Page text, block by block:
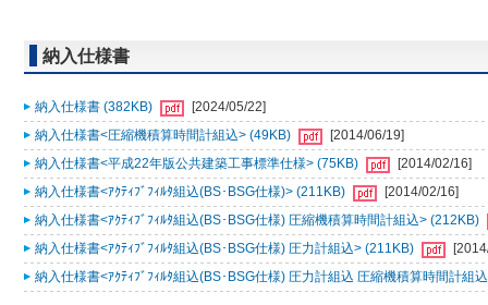
納入仕様書
納入仕様書 (382KB)
[2024/05/22]
納入仕様書<圧縮機積算時間計組込> (49KB)
[2014/06/19]
納入仕様書<平成22年版公共建築工事標準仕様> (75KB)
[2014/02/16]
納入仕様書<ｱｸﾃｨﾌﾞﾌｨﾙﾀ組込(BS･BSG仕様)> (211KB)
[2014/02/16]
納入仕様書<ｱｸﾃｨﾌﾞﾌｨﾙﾀ組込(BS･BSG仕様) 圧縮機積算時間計組込> (212KB)
納入仕様書<ｱｸﾃｨﾌﾞﾌｨﾙﾀ組込(BS･BSG仕様) 圧力計組込> (211KB)
納入仕様書<ｱｸﾃｨﾌﾞﾌｨﾙﾀ組込(BS･BSG仕様) 圧力計組込 圧縮機積算時間計組